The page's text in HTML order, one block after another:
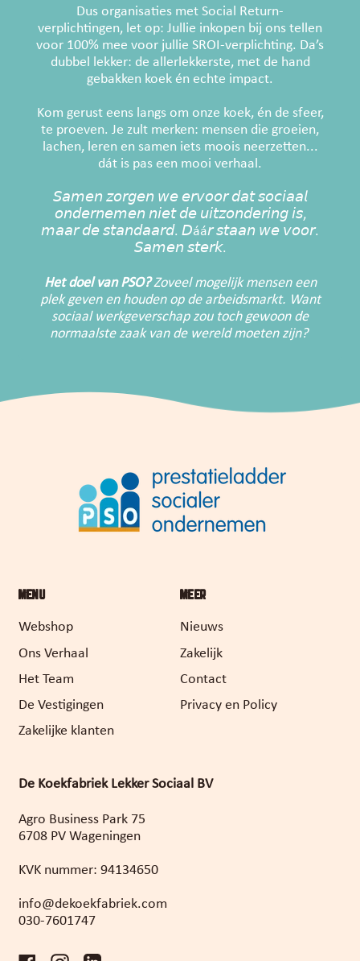
Dus organisaties met Social Return-
verplichtingen, let op: Jullie inkopen bij ons tellen
voor 100% mee voor jullie SROI-verplichting. Da’s
dubbel lekker: de allerlekkerste, met de hand
gebakken koek én echte impact.
Kom gerust eens langs om onze koek, én de sfeer,
te proeven. Je zult merken: mensen die groeien,
lachen, leren en samen iets moois neerzetten...
dát is pas een mooi verhaal.
𝘚𝘢𝘮𝘦𝘯 𝘻𝘰𝘳𝘨𝘦𝘯 𝘸𝘦 𝘦𝘳𝘷𝘰𝘰𝘳 𝘥𝘢𝘵 𝘴𝘰𝘤𝘪𝘢𝘢𝘭
𝘰𝘯𝘥𝘦𝘳𝘯𝘦𝘮𝘦𝘯 𝘯𝘪𝘦𝘵 𝘥𝘦 𝘶𝘪𝘵𝘻𝘰𝘯𝘥𝘦𝘳𝘪𝘯𝘨 𝘪𝘴,
𝘮𝘢𝘢𝘳 𝘥𝘦 𝘴𝘵𝘢𝘯𝘥𝘢𝘢𝘳𝘥. 𝘋áá𝘳 𝘴𝘵𝘢𝘢𝘯 𝘸𝘦 𝘷𝘰𝘰𝘳.
𝘚𝘢𝘮𝘦𝘯 𝘴𝘵𝘦𝘳𝘬.
Het doel van PSO? Zoveel mogelijk mensen een
plek geven en houden op de arbeidsmarkt. Want
sociaal werkgeverschap zou toch gewoon de
normaalste zaak van de wereld moeten zijn?
MENU
Webshop
Ons Verhaal
Het Team
De Vestigingen
Zakelijke klanten
MEER
Nieuws
Zakelijk
Contact
Privacy en Policy
De Koekfabriek Lekker Sociaal BV
Agro Business Park 75
6708 PV Wageningen
KVK nummer: 94134650
info@dekoekfabriek.com
030-7601747